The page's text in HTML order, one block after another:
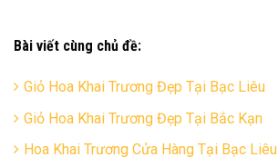
Bài viết cùng chủ đề:
Giỏ Hoa Khai Trương Đẹp Tại Bạc Liêu
Giỏ Hoa Khai Trương Đẹp Tại Bắc Kạn
Hoa Khai Trương Cửa Hàng Tại Bạc Liêu